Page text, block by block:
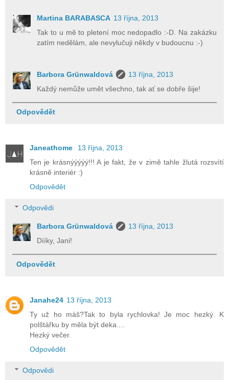
Martina BARABASCA 13 října, 2013
Tak to u mě to pletení moc nedopadlo :-D. Na zakázku
zatím nedělám, ale nevylučuji někdy v budoucnu :-)
Barbora Grünwaldová
13 října, 2013
Každý nemůže umět všechno, tak ať se dobře šije!
Odpovědět
Janeathome
13 října, 2013
Ten je krásnýýýýý!!! A je fakt, že v zimě tahle žlutá rozsvítí
krásně interiér :)
Odpovědět
Odpovědi
Barbora Grünwaldová
13 října, 2013
Dííky, Jani!
Odpovědět
Janahe24 13 října, 2013
Ty už ho máš?Tak to byla rychlovka! Je moc hezký. K
polštářku by měla být deka....
Hezký večer.
Odpovědět
Odpovědi